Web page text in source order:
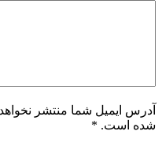
آدرس ایمیل شما منتشر
شده است. *